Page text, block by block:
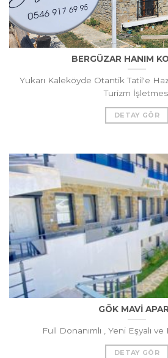
BERGÜZAR HANIM
Yukarı Kaleköyde Otantik Tatil'e
Turizm
DETAY GÖR
GÖK MAVİ
Full Donanımlı , Yeni Eşyalı
DETAY GÖR